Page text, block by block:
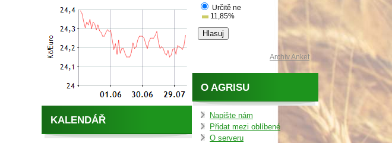
KALENDÁŘ
Určitě ne
11,85%
Archiv Anket
O AGRISU
Napište nám
Přidat mezi oblíbené
O serveru